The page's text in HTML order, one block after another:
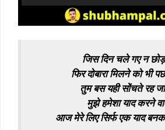
जिस दिन चले गए न
फिर दोबारा मिलने को भी
तुम बस यही सोंचते रह
मुझे हमेशा याद करने
आज मेरे लिए सिर्फ एक याद